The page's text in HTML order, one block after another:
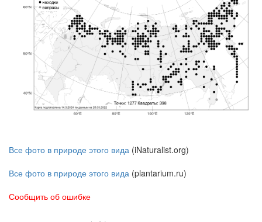
Все фото в природе этого вида (iNaturalist.org)
Все фото в природе этого вида (plantarium.ru)
Сообщить об ошибке